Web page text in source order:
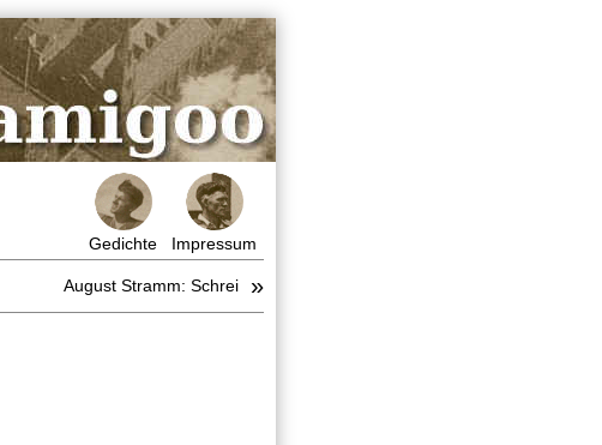
Gedichte Impressum
August Stramm: Schrei »